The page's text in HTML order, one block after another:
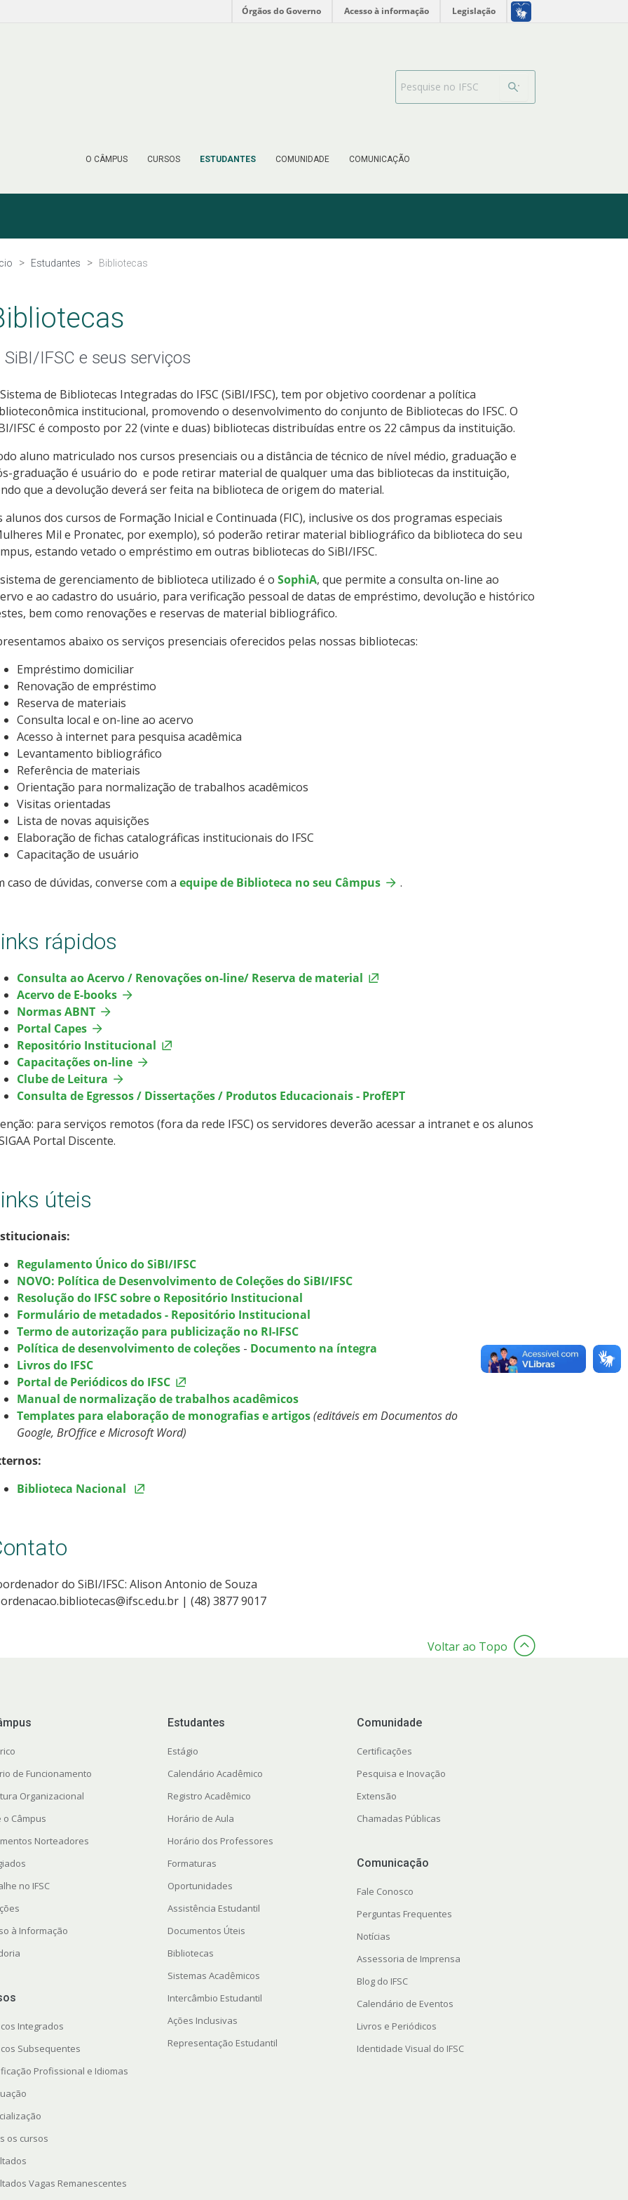
Órgãos do Governo Acesso à informação Legislação
O CÂMPUS CURSOS ESTUDANTES COMUNIDADE COMUNICAÇÃO
Barra de busca
Estudantes Bibliotecas
SiBI/IFSC e seus serviços
de Bibliotecas Integradas do IFSC (SiBI/IFSC), tem por objetivo coordenar a política
institucional, promovendo o desenvolvimento do conjunto de Bibliotecas do IFSC. O
IFSC é composto por 22 (vinte e duas) bibliotecas distribuídas entre os 22 câmpus da instituição.
aluno matriculado nos cursos presenciais ou a distância de técnico de nível médio, graduação e
graduação é usuário do e pode retirar material de qualquer uma das bibliotecas da instituição,
que a devolução deverá ser feita na biblioteca de origem do material.
alunos dos cursos de Formação Inicial e Continuada (FIC), inclusive os dos programas especiais
Mil e Pronatec, por exemplo), só poderão retirar material bibliográfico da biblioteca do seu
estando vetado o empréstimo em outras bibliotecas do SiBI/IFSC.
de gerenciamento de biblioteca utilizado é o SophiA, que permite a consulta on-line ao
e ao cadastro do usuário, para verificação pessoal de datas de empréstimo, devolução e histórico
bem como renovações e reservas de material bibliográfico.
abaixo os serviços presenciais oferecidos pelas nossas bibliotecas:
Empréstimo domiciliar
Renovação de empréstimo
Reserva de materiais
Consulta local e on-line ao acervo
Acesso à internet para pesquisa acadêmica
Levantamento bibliográfico
Referência de materiais
Orientação para normalização de trabalhos acadêmicos
Visitas orientadas
Lista de novas aquisições
Elaboração de fichas catalográficas institucionais do IFSC
Capacitação de usuário
caso de dúvidas, converse com a equipe de Biblioteca no seu Câmpus .
rápidos
Consulta ao Acervo / Renovações on-line/ Reserva de material
Acervo de E-books
Normas ABNT
Portal Capes
Repositório Institucional
Capacitações on-line
Clube de Leitura
Consulta de Egressos / Dissertações / Produtos Educacionais - ProfEPT
para serviços remotos (fora da rede IFSC) os servidores deverão acessar a intranet e os alunos
Portal Discente.
úteis
Regulamento Único do SiBI/IFSC
NOVO: Política de Desenvolvimento de Coleções do SiBI/IFSC
Resolução do IFSC sobre o Repositório Institucional
Formulário de metadados - Repositório Institucional
Termo de autorização para publicização no RI-IFSC
Política de desenvolvimento de coleções- Documento na íntegra
Livros do IFSC
Portal de Periódicos do IFSC
Manual de normalização de trabalhos acadêmicos
Templates para elaboração de monografias e artigos(editáveis em Documentos do
Google, BrOffice e Microsoft Word)
Biblioteca Nacional
do SiBI/IFSC: Alison Antonio de Souza
| (48) 3877 9017
Voltar ao Topo
de Funcionamento
Organizacional
o Câmpus
Norteadores
no IFSC
à Informação
Integrados
Subsequentes
Profissional e Idiomas
os cursos
Vagas Remanescentes
Estudantes
Estágio
Calendário Acadêmico
Registro Acadêmico
Horário de Aula
Horário dos Professores
Formaturas
Oportunidades
Assistência Estudantil
Documentos Úteis
Bibliotecas
Sistemas Acadêmicos
Intercâmbio Estudantil
Ações Inclusivas
Representação Estudantil
Comunidade
Certificações
Pesquisa e Inovação
Extensão
Chamadas Públicas
Comunicação
Fale Conosco
Perguntas Frequentes
Notícias
Assessoria de Imprensa
Blog do IFSC
Calendário de Eventos
Livros e Periódicos
Identidade Visual do IFSC